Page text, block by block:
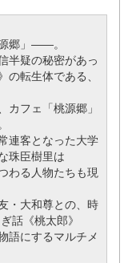
郷」――。
半疑の秘密があっ
転生体である、
フェ「桃源郷」
連客となった大学
珠臣樹里は
わる人物たちも現
・大和尊との、時
話《桃太郎》
語にするマルチメ